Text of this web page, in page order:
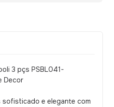
3 pçs PSBL041-
Decor
sofisticado e elegante com